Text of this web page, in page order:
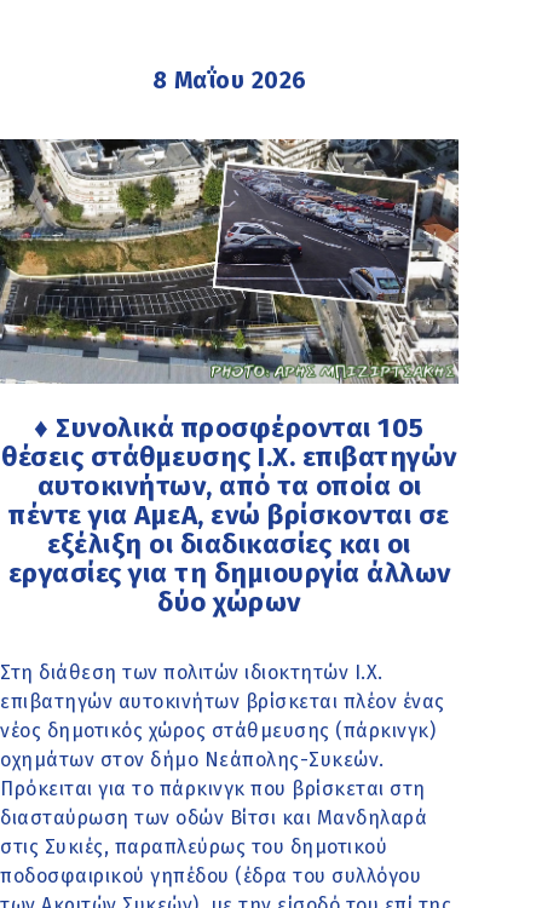
8 Μαΐου 2026
♦ Συνολικά προσφέρονται 105
θέσεις στάθμευσης Ι.Χ. επιβατηγών
αυτοκινήτων, από τα οποία οι
πέντε για ΑμεΑ, ενώ βρίσκονται σε
εξέλιξη οι διαδικασίες και οι
εργασίες για τη δημιουργία άλλων
δύο χώρων
Στη διάθεση των πολιτών ιδιοκτητών Ι.Χ.
επιβατηγών αυτοκινήτων βρίσκεται πλέον ένας
νέος δημοτικός χώρος στάθμευσης (πάρκινγκ)
οχημάτων στον δήμο Νεάπολης-Συκεών.
Πρόκειται για το πάρκινγκ που βρίσκεται στη
διασταύρωση των οδών Βίτσι και Μανδηλαρά
στις Συκιές, παραπλεύρως του δημοτικού
ποδοσφαιρικού γηπέδου (έδρα του συλλόγου